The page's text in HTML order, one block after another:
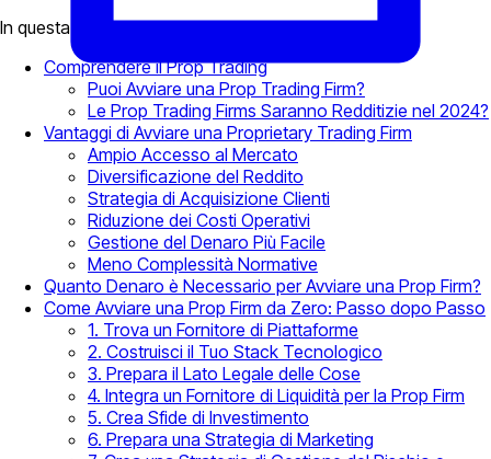
In questa pagina
Comprendere il Prop Trading
Puoi Avviare una Prop Trading Firm?
Le Prop Trading Firms Saranno Redditizie nel 2024?
Vantaggi di Avviare una Proprietary Trading Firm
Ampio Accesso al Mercato
Diversificazione del Reddito
Strategia di Acquisizione Clienti
Riduzione dei Costi Operativi
Gestione del Denaro Più Facile
Meno Complessità Normative
Quanto Denaro è Necessario per Avviare una Prop Firm?
Come Avviare una Prop Firm da Zero: Passo dopo Passo
1. Trova un Fornitore di Piattaforme
2. Costruisci il Tuo Stack Tecnologico
3. Prepara il Lato Legale delle Cose
4. Integra un Fornitore di Liquidità per la Prop Firm
5. Crea Sfide di Investimento
6. Prepara una Strategia di Marketing